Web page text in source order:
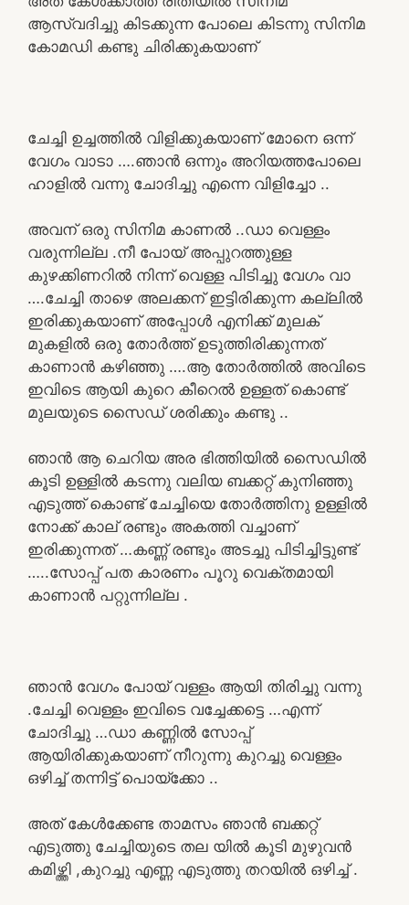
ആസ്വദിച്ചു കിടക്കുന്ന പോലെ കിടന്നു സിനിമ
കോമഡി കണ്ടു ചിരിക്കുകയാണ്
ചേച്ചി ഉച്ചത്തിൽ വിളിക്കുകയാണ് മോനെ ഒന്ന്
വേഗം വാടാ ….ഞാൻ ഒന്നും അറിയത്തപോലെ
ഹാളിൽ വന്നു ചോദിച്ചു എന്നെ വിളിച്ചോ ..
അവന് ഒരു സിനിമ കാണൽ ..ഡാ വെള്ളം
വരുന്നില്ല .നീ പോയ്‌ അപ്പുറത്തുള്ള
കുഴക്കിണറിൽ നിന്ന് വെള്ള പിടിച്ചു വേഗം വാ
….ചേച്ചി താഴെ അലക്കന് ഇട്ടിരിക്കുന്ന കല്ലിൽ
ഇരിക്കുകയാണ് അപ്പോൾ എനിക്ക് മുലക്
മുകളിൽ ഒരു തോർത്ത് ഉടുത്തിരിക്കുന്നത്
കാണാൻ കഴിഞ്ഞു ….ആ തോർത്തിൽ അവിടെ
ഇവിടെ ആയി കുറെ കീറെൽ ഉള്ളത് കൊണ്ട്
മുലയുടെ സൈഡ് ശരിക്കും കണ്ടു ..
ഞാൻ ആ ചെറിയ അര ഭിത്തിയിൽ സൈഡിൽ
കൂടി ഉള്ളിൽ കടന്നു വലിയ ബക്കറ്റ് കുനിഞ്ഞു
എടുത്ത് കൊണ്ട് ചേച്ചിയെ തോർത്തിനു ഉള്ളിൽ
നോക്ക് കാല് രണ്ടും അകത്തി വച്ചാണ്
ഇരിക്കുന്നത് …കണ്ണ് രണ്ടും അടച്ചു പിടിച്ചിട്ടുണ്ട്
…..സോപ്പ് പത കാരണം പൂറു വെക്തമായി
കാണാൻ പറ്റുന്നില്ല .
ഞാൻ വേഗം പോയ്‌ വള്ളം ആയി തിരിച്ചു വന്നു
.ചേച്ചി വെള്ളം ഇവിടെ വച്ചേക്കട്ടെ …എന്ന്
ചോദിച്ചു …ഡാ കണ്ണിൽ സോപ്പ്
ആയിരിക്കുകയാണ് നീറുന്നു കുറച്ചു വെള്ളം
ഒഴിച്ച് തന്നിട്ട് പൊയ്ക്കോ ..
അത് കേൾക്കേണ്ട താമസം ഞാൻ ബക്കറ്റ്
എടുത്തു ചേച്ചിയുടെ തല യിൽ കൂടി മുഴുവൻ
കമിഴ്ത്തി ,കുറച്ചു എണ്ണ എടുത്തു തറയിൽ ഒഴിച്ച് .